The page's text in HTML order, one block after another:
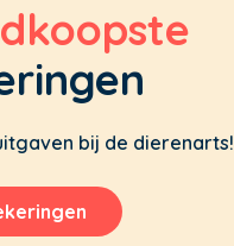
bij de dierenarts!